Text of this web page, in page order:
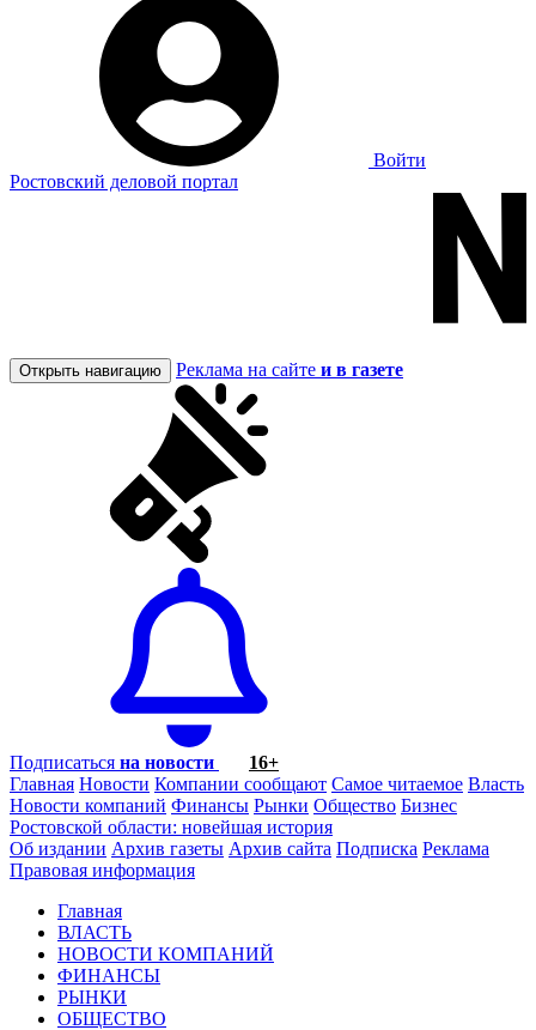
Войти
Ростовский деловой портал
Открыть навигацию Реклама на сайте и в газете
Подписаться на новости
16+
Главная Новости Компании сообщают Самое читаемое Власть
Новости компаний Финансы Рынки Общество Бизнес
Ростовской области: новейшая история
Об издании Архив газеты Архив сайта Подписка Реклама
Правовая информация
Главная
ВЛАСТЬ
НОВОСТИ КОМПАНИЙ
ФИНАНСЫ
РЫНКИ
ОБЩЕСТВО